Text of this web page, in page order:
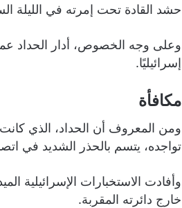
حشد القادة تحت إمرته في الليلة
إسرائيليًا.
مكافأة
تواجده، يتسم بالحذر الشديد في
وأفادت الاستخبارات الإسرائيلية
خارج دائرته المقربة.